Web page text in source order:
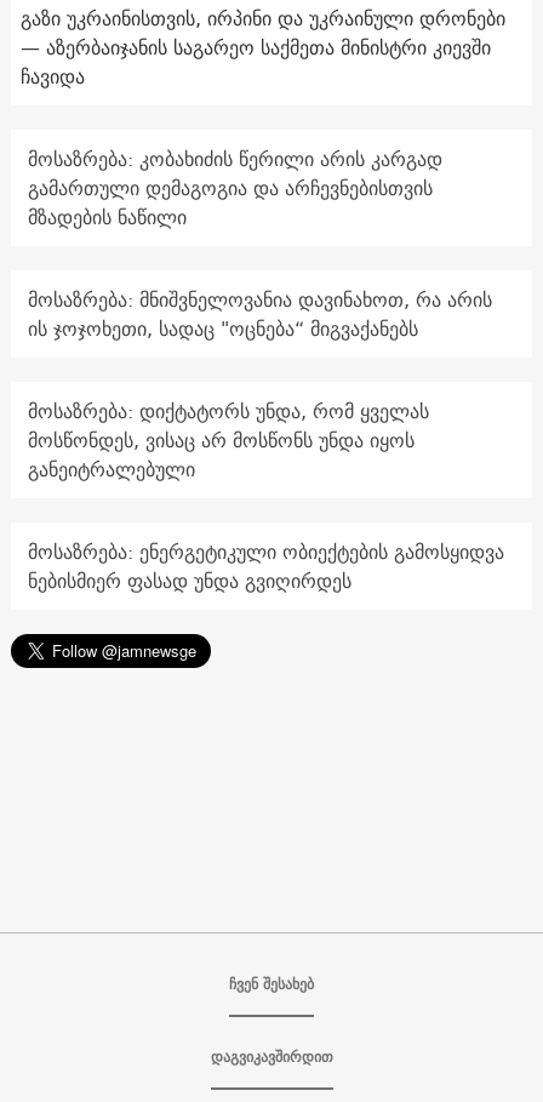
გაზი უკრაინისთვის, ირპინი და უკრაინული დრონები
— აზერბაიჯანის საგარეო საქმეთა მინისტრი კიევში
ჩავიდა
მოსაზრება: კობახიძის წერილი არის კარგად
გამართული დემაგოგია და არჩევნებისთვის
მზადების ნაწილი
მოსაზრება: მნიშვნელოვანია დავინახოთ, რა არის
ის ჯოჯოხეთი, სადაც "ოცნება“ მიგვაქანებს
მოსაზრება: დიქტატორს უნდა, რომ ყველას
მოსწონდეს, ვისაც არ მოსწონს უნდა იყოს
განეიტრალებული
მოსაზრება: ენერგეტიკული ობიექტების გამოსყიდვა
ნებისმიერ ფასად უნდა გვიღირდეს
ჩვენ შესახებ
დაგვიკავშირდით